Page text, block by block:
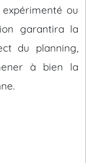
ou
garantira la
du planning,
à bien la